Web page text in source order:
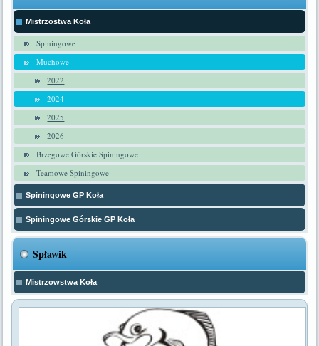
Mistrzostwa Koła
Spiningowe
Muchowe
2022
2024
2025
2026
Brzegowe Górskie Spiningowe
Teamowe Spiningowe
Spiningowe GP Koła
Spiningowe Górskie GP Koła
Spławik
Mistrzowstwa Koła